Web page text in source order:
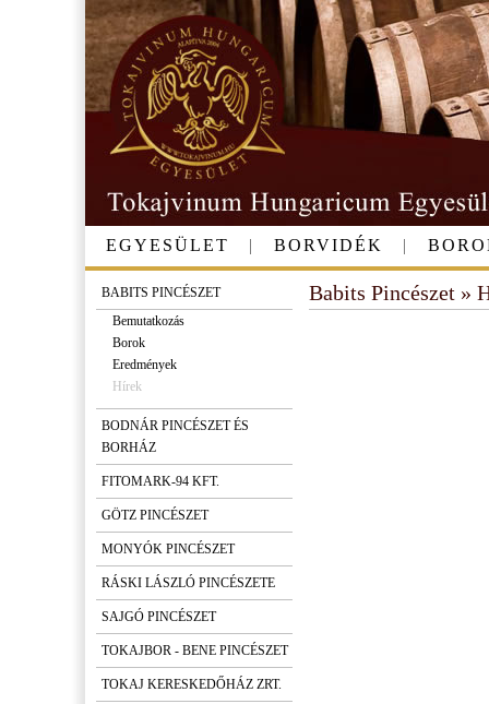
EGYESÜLET | BORVIDÉK |
BABITS PINCÉSZET
Bemutatkozás
Borok
Eredmények
Hírek
BODNÁR PINCÉSZET ÉS
BORHÁZ
FITOMARK-94 KFT.
GÖTZ PINCÉSZET
MONYÓK PINCÉSZET
RÁSKI LÁSZLÓ PINCÉSZETE
SAJGÓ PINCÉSZET
TOKAJBOR - BENE PINCÉSZET
TOKAJ KERESKEDŐHÁZ ZRT.
Babits Pincészet »